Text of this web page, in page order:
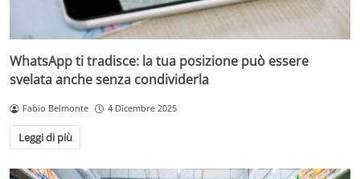
WhatsApp ti tradisce: la tua posizione può essere
svelata anche senza condividerla
Fabio Belmonte 4 Dicembre 2025
Leggi di più